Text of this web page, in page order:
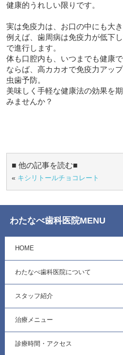
健康的うれしい限りです。
実は免疫力は、お口の中にも大
例えば、歯周病は免疫力が低下
で進行します。
体も口腔内も、いつまでも健康
ならば、高カカオで免疫力アッ
虫歯予防。
美味しく手軽な健康法の効果を
みませんか？
■ 他の記事を読む■
« キシリトールチョコレート
わたなべ歯科医院MENU
HOME
わたなべ歯科医院について
スタッフ紹介
治療メニュー
診療時間・アクセス